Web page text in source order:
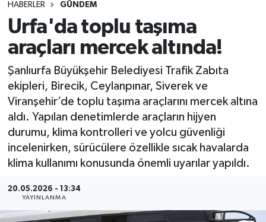
HABERLER GÜNDEM
Urfa'da toplu taşıma
araçları mercek altında!
Şanlıurfa Büyükşehir Belediyesi Trafik Zabıta
ekipleri, Birecik, Ceylanpınar, Siverek ve
Viranşehir’de toplu taşıma araçlarını mercek altına
aldı. Yapılan denetimlerde araçların hijyen
durumu, klima kontrolleri ve yolcu güvenliği
incelenirken, sürücülere özellikle sıcak havalarda
klima kullanımı konusunda önemli uyarılar yapıldı.
20.05.2026 - 13:34
YAYINLANMA
Gündem
Kültür
Magazin
Tüm Manşetler
Son Dakika Haberleri
Haber Arşivi